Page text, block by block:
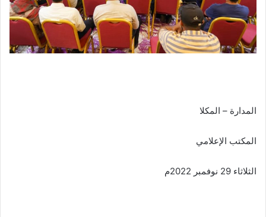
المدارة – المكلا
المكتب الإعلامي
الثلاثاء 29 نوفمبر 2022م